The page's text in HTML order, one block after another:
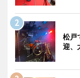
松戸
迎、